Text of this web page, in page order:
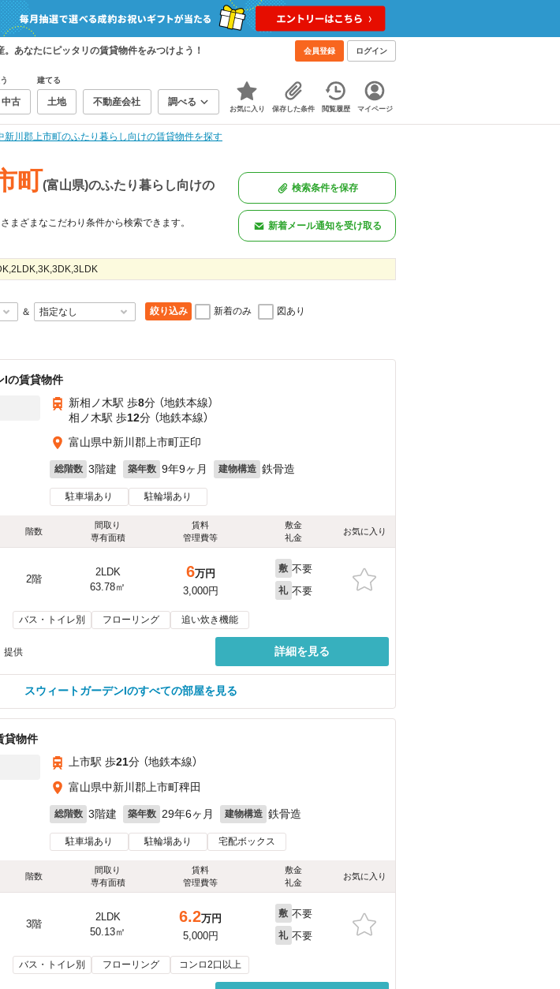
あなたにピッタリの賃貸物件をみつけよう！ 会員登録 ログイン
中古
建てる
土地 不動産会社 調べる
お気に入り 保存した条件 閲覧履歴 マイページ
新川郡上市町のふたり暮らし向けの賃貸物件を探す
町(富山県)のふたり暮らし向けの
まざまなこだわり条件から検索できます。
検索条件を保存
新着メール通知を受け取る
＆ 絞り込み 新着のみ 図あり
Iの賃貸物件
新相ノ木駅 歩8分 （地鉄本線）
相ノ木駅 歩12分 （地鉄本線）
富山県中新川郡上市町正印
総階数 3階建 築年数 9年9ヶ月 建物構造 鉄骨造
駐車場あり 駐輪場あり
階数
間取り
専有面積
賃料
管理費等
敷金
礼金
お気に入り
2階
2LDK
63.78㎡
6万円
3,000円
敷 不要
礼 不要
バス・トイレ別 フローリング 追い炊き機能
提供 詳細を見る
スウィートガーデンIのすべての部屋を見る
貸物件
上市駅 歩21分 （地鉄本線）
富山県中新川郡上市町稗田
総階数 3階建 築年数 29年6ヶ月 建物構造 鉄骨造
駐車場あり 駐輪場あり 宅配ボックス
階数
間取り
専有面積
賃料
管理費等
敷金
礼金
お気に入り
3階
2LDK
50.13㎡
6.2万円
5,000円
敷 不要
礼 不要
バス・トイレ別 フローリング コンロ2口以上